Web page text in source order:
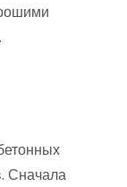
Сначала